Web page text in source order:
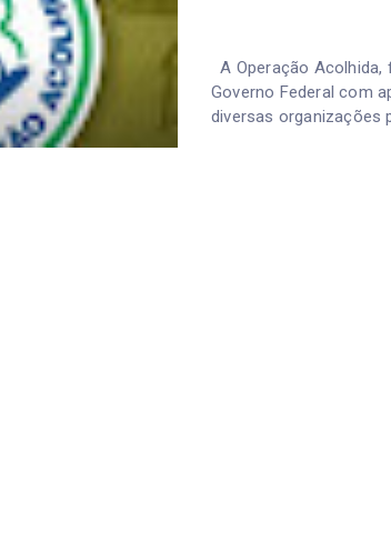
A Operação
Governo Federal com
diversas organizações